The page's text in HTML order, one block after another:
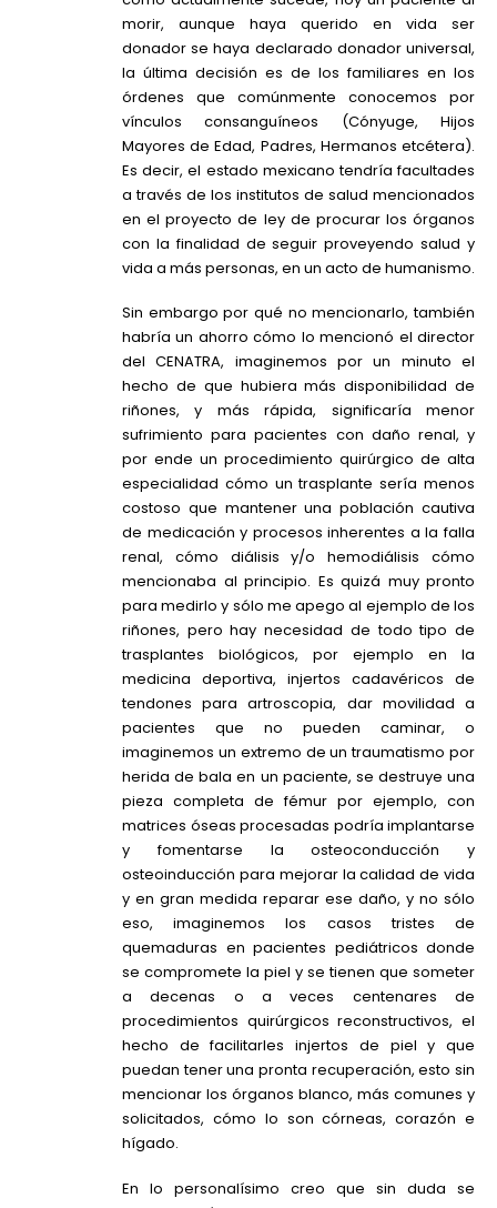
morir, aunque haya querido en vida ser
donador se haya declarado donador universal,
la última decisión es de los familiares en los
órdenes que comúnmente conocemos por
vínculos consanguíneos (Cónyuge, Hijos
Mayores de Edad, Padres, Hermanos etcétera).
Es decir, el estado mexicano tendría facultades
a través de los institutos de salud mencionados
en el proyecto de ley de procurar los órganos
con la finalidad de seguir proveyendo salud y
vida a más personas, en un acto de humanismo.
Sin embargo por qué no mencionarlo, también
habría un ahorro cómo lo mencionó el director
del CENATRA, imaginemos por un minuto el
hecho de que hubiera más disponibilidad de
riñones, y más rápida, significaría menor
sufrimiento para pacientes con daño renal, y
por ende un procedimiento quirúrgico de alta
especialidad cómo un trasplante sería menos
costoso que mantener una población cautiva
de medicación y procesos inherentes a la falla
renal, cómo diálisis y/o hemodiálisis cómo
mencionaba al principio. Es quizá muy pronto
para medirlo y sólo me apego al ejemplo de los
riñones, pero hay necesidad de todo tipo de
trasplantes biológicos, por ejemplo en la
medicina deportiva, injertos cadavéricos de
tendones para artroscopia, dar movilidad a
pacientes que no pueden caminar, o
imaginemos un extremo de un traumatismo por
herida de bala en un paciente, se destruye una
pieza completa de fémur por ejemplo, con
matrices óseas procesadas podría implantarse
y fomentarse la osteoconducción y
osteoinducción para mejorar la calidad de vida
y en gran medida reparar ese daño, y no sólo
eso, imaginemos los casos tristes de
quemaduras en pacientes pediátricos donde
se compromete la piel y se tienen que someter
a decenas o a veces centenares de
procedimientos quirúrgicos reconstructivos, el
hecho de facilitarles injertos de piel y que
puedan tener una pronta recuperación, esto sin
mencionar los órganos blanco, más comunes y
solicitados, cómo lo son córneas, corazón e
hígado.
En lo personalísimo creo que sin duda se